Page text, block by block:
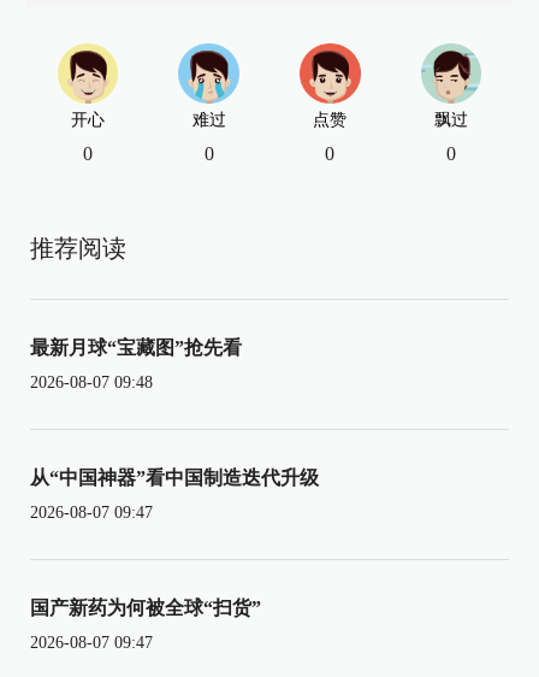
开心
0
难过
0
点赞
0
飘过
0
推荐阅读
最新月球“宝藏图”抢先看
2026-08-07 09:48
从“中国神器”看中国制造迭代升级
2026-08-07 09:47
国产新药为何被全球“扫货”
2026-08-07 09:47